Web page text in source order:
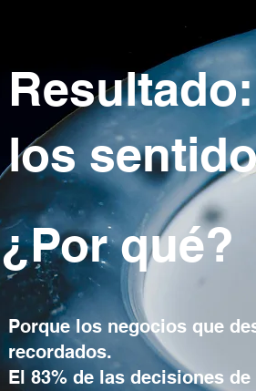
los
¿Por qué?
Porque los negocios que
recordados.
El 83% de las decisiones